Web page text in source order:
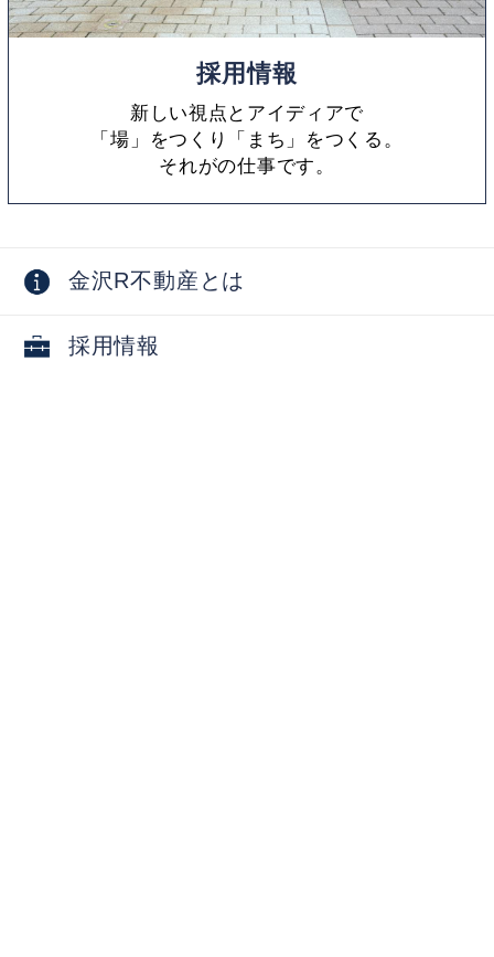
採用情報
新しい視点とアイディアで
「場」をつくり「まち」をつくる。
それがの仕事です。
金沢R不動産とは
採用情報